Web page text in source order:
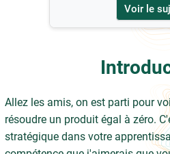
Voir le
Allez les amis, on est parti pour
résoudre un produit égal à zéro.
stratégique dans votre